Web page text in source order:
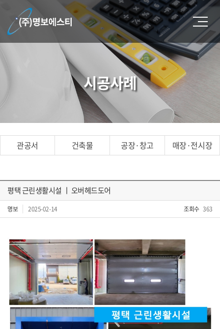
시공사례
관공서 건축물 공장·창고 매장·전시장
평택 근린생활시설 ㅣ 오버헤드도어
명보 2025-02-14 조회수 363